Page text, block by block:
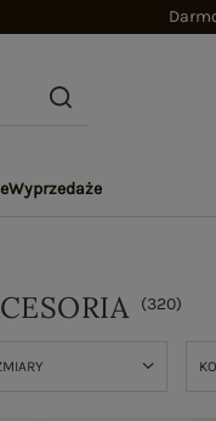
Wyprzedaże
(320)